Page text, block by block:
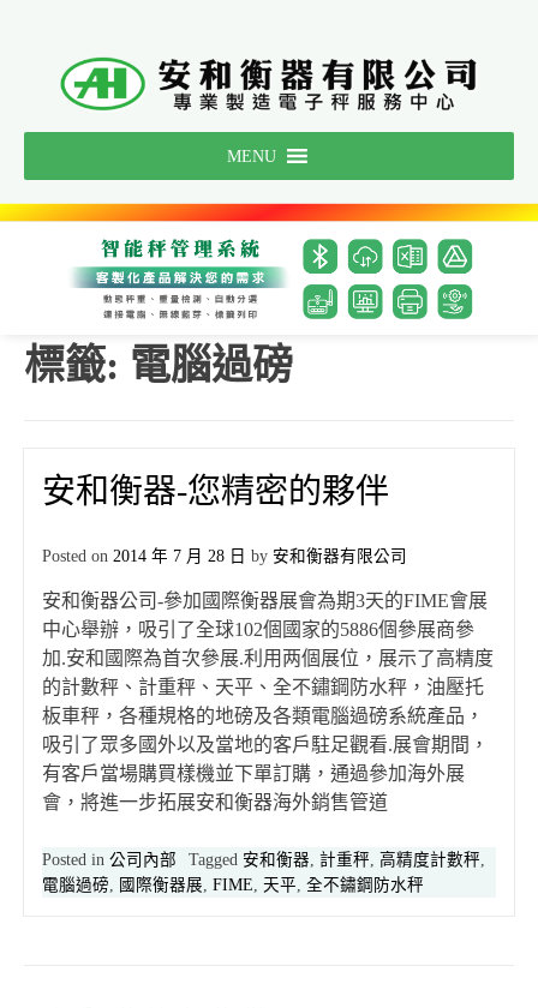
MENU
標籤: 電腦過磅
安和衡器-您精密的夥伴
Posted on 2014 年 7 月 28 日 by 安和衡器有限公司
安和衡器公司-參加國際衡器展會為期3天的FIME會展
中心舉辦，吸引了全球102個國家的5886個參展商參
加.安和國際為首次參展.利用两個展位，展示了高精度
的計數秤、計重秤、天平、全不鏽鋼防水秤，油壓托
板車秤，各種規格的地磅及各類電腦過磅系統產品，
吸引了眾多國外以及當地的客戶駐足觀看.展會期間，
有客戶當場購買樣機並下單訂購，通過參加海外展
會，將進一步拓展安和衡器海外銷售管道
Posted in 公司內部 Tagged 安和衡器 計重秤 高精度計數秤
電腦過磅
國際衡器展 FIME 天平 全不鏽鋼防水秤